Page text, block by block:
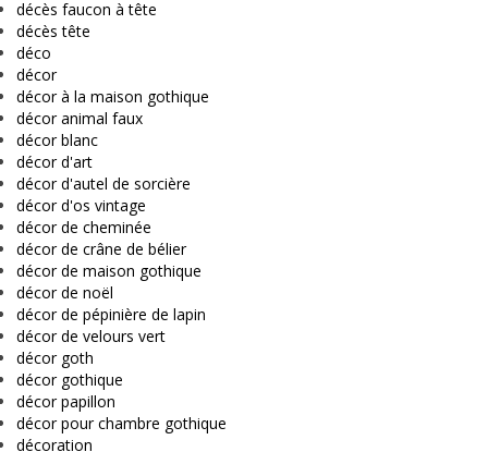
décès faucon à tête
décès tête
déco
décor
décor à la maison gothique
décor animal faux
décor blanc
décor d'art
décor d'autel de sorcière
décor d'os vintage
décor de cheminée
décor de crâne de bélier
décor de maison gothique
décor de noël
décor de pépinière de lapin
décor de velours vert
décor goth
décor gothique
décor papillon
décor pour chambre gothique
décoration